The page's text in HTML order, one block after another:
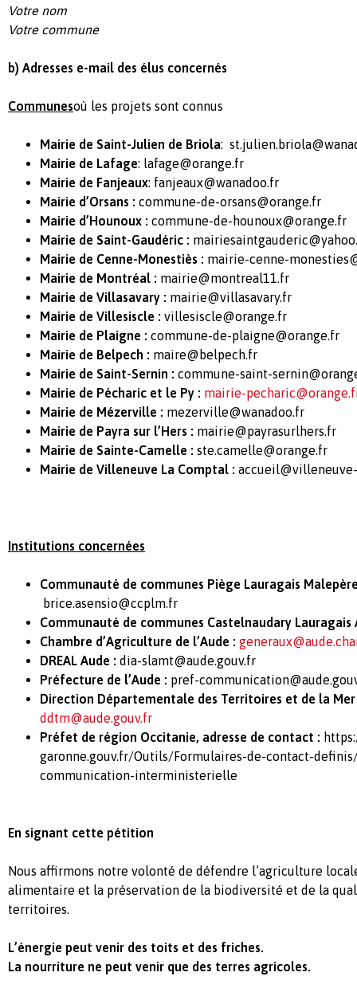
Votre nom
Votre commune
b) Adresses e-mail des élus concernés
Communesoù les projets sont connus
Mairie de Saint-Julien de Briola:
Mairie de Lafage: lafage@orange.fr
Mairie de Fanjeaux: fanjeaux@wanadoo.fr
Mairie d’Orsans : commune-de-orsans@orange.fr
Mairie d’Hounoux : commune-de-hounoux@orange.fr
Mairie de Saint-Gaudéric :
Mairie de Cenne-Monestiès : mairie-cenne-
Mairie de Montréal : mairie@montreal11.fr
Mairie de Villasavary : mairie@villasavary.fr
Mairie de Villesiscle : villesiscle@orange.fr
Mairie de Plaigne : commune-de-plaigne@orange.fr
Mairie de Belpech : maire@belpech.fr
Mairie de Saint-Sernin : commune-saint-
Mairie de Pécharic et le Py : mairie-
Mairie de Mézerville : mezerville@wanadoo.fr
Mairie de Payra sur l’Hers : mairie@payrasurlhers.fr
Mairie de Sainte-Camelle : ste.camelle@orange.fr
Mairie de Villeneuve La Comptal :
Institutions concernées
Communauté de communes Piège Lauragais
brice.asensio@ccplm.fr
Communauté de communes Castelnaudary Lauragais
Chambre d’Agriculture de l’Aude :
DREAL Aude : dia-slamt@aude.gouv.fr
Préfecture de l’Aude : pref-
Direction Départementale des Territoires et de la Mer
ddtm@aude.gouv.fr
Préfet de région Occitanie, adresse de contact :
garonne.gouv.fr/Outils/Formulaires-de-contact-
communication-interministerielle
En signant cette pétition
Nous affirmons notre volonté de défendre l’agriculture
alimentaire et la préservation de la biodiversité et de la
territoires.
L’énergie peut venir des toits et des friches.
La nourriture ne peut venir que des terres agricoles.